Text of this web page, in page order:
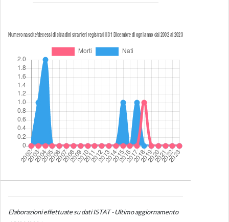
Elaborazioni effettuate su dati ISTAT - Ultimo aggiornamento